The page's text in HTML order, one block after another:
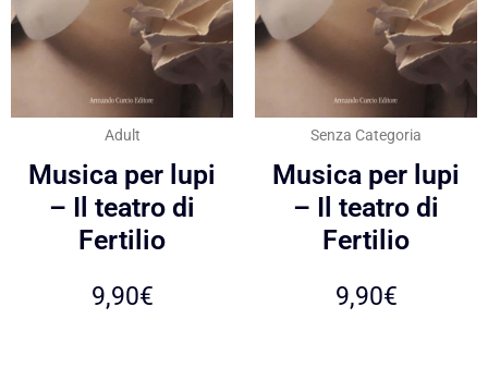
Adult
Musica per lupi
– Il teatro di
Fertilio
9,90€
Senza Categoria
Musica per lupi
– Il teatro di
Fertilio
9,90€